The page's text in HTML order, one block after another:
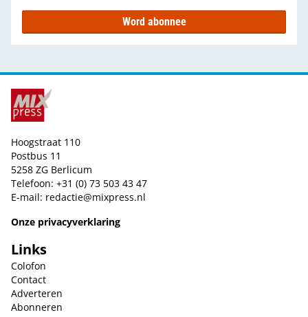
Word abonnee
Hoogstraat 110
Postbus 11
5258 ZG Berlicum
Telefoon: +31 (0) 73 503 43 47
E-mail: redactie@mixpress.nl
Onze privacyverklaring
Links
Colofon
Contact
Adverteren
Abonneren